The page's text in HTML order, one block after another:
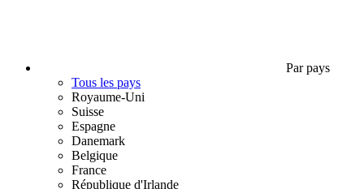
Par pays
Tous les pays
Royaume-Uni
Suisse
Espagne
Danemark
Belgique
France
République d'Irlande